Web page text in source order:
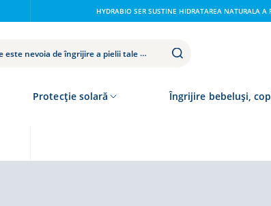
HYDRABIO SER SUSTINE HIDRATAREA NATURALA A
Protecție solară Îngrijire bebeluși,